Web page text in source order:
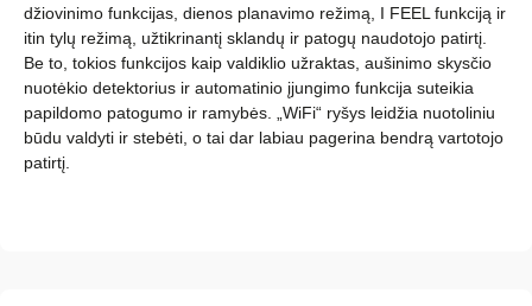
džiovinimo funkcijas, dienos planavimo režimą, I FEEL funkciją ir
itin tylų režimą, užtikrinantį sklandų ir patogų naudotojo patirtį.
Be to, tokios funkcijos kaip valdiklio užraktas, aušinimo skysčio
nuotėkio detektorius ir automatinio įjungimo funkcija suteikia
papildomo patogumo ir ramybės. „WiFi“ ryšys leidžia nuotoliniu
būdu valdyti ir stebėti, o tai dar labiau pagerina bendrą vartotojo
patirtį.